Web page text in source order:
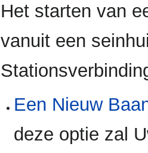
Het starten van
vanuit een
Een Nieuw
deze optie zal